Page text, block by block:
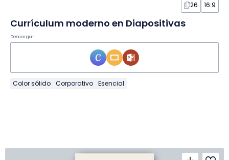
26 16:9
Currículum moderno en Diapositivas
Descargar
Color sólido Corporativo Esencial